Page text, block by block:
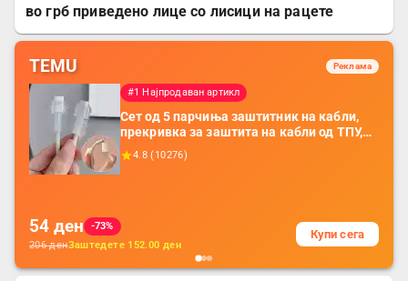
во грб приведено лице со лисици на рацете
TEMU Реклама
#1 Најпродаван артикл
Сет од 5 парчиња заштитник на кабли,
прекривка за заштита на кабли од ТПУ,
додатоци за заштита на кабли, без
батерија, за мобилни телефони, комплет
4.8 ( 10276)
54 ден
-73%
206денЗаштедете 152.00 ден
Купи сега